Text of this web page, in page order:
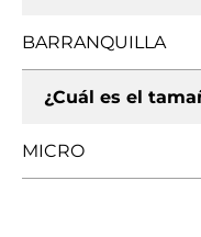
BARRANQUILLA
¿Cuál es el
MICRO